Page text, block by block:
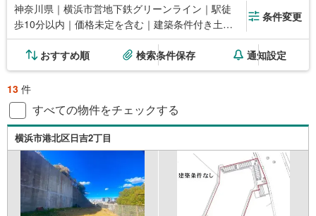
神奈川県｜横浜市営地下鉄グリーンライン｜駅徒
歩10分以内｜価格未定を含む｜建築条件付き土地
を含む
条件変更
おすすめ順 検索条件保存 通知設定
13 件
すべての物件をチェックする
横浜市港北区日吉2丁目